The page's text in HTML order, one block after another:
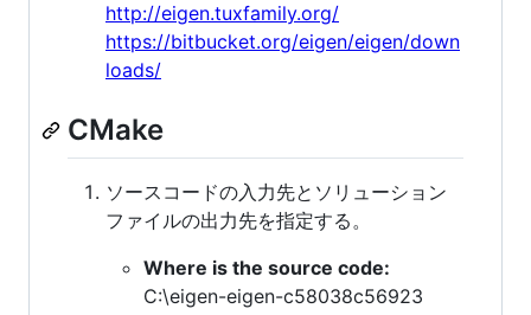
http://eigen.tuxfamily.org/
https://bitbucket.org/eigen/eigen/down
loads/
CMake
ソースコードの入力先とソリューション
ファイルの出力先を指定する。
Where is the source code:
C:\eigen-eigen-c58038c56923